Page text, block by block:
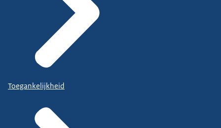
Toegankelijkheid